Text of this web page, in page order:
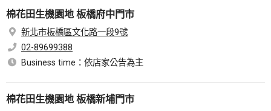
棉花田生機園地 板橋府中門市
新北市板橋區文化路一段9號
02-89699388
Business time：依店家公告為主
棉花田生機園地 板橋新埔門市